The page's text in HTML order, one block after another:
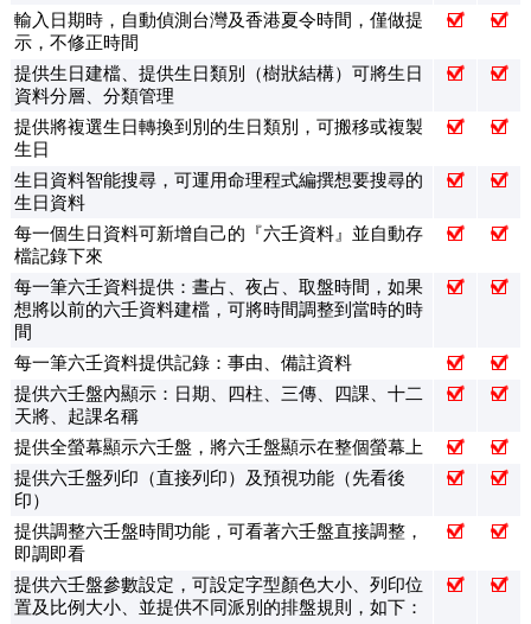
輸入日期時，自動偵測台灣及香港夏令時間，僅做提
示，不修正時間
提供生日建檔、提供生日類別（樹狀結構）可將生日
資料分層、分類管理
提供將複選生日轉換到別的生日類別，可搬移或複製
生日
生日資料智能搜尋，可運用命理程式編撰想要搜尋的
生日資料
每一個生日資料可新增自己的『六壬資料』並自動存
檔記錄下來
每一筆六壬資料提供：晝占、夜占、取盤時間，如果
想將以前的六壬資料建檔，可將時間調整到當時的時
間
每一筆六壬資料提供記錄：事由、備註資料
提供六壬盤內顯示：日期、四柱、三傳、四課、十二
天將、起課名稱
提供全螢幕顯示六壬盤，將六壬盤顯示在整個螢幕上
提供六壬盤列印（直接列印）及預視功能（先看後
印）
提供調整六壬盤時間功能，可看著六壬盤直接調整，
即調即看
提供六壬盤參數設定，可設定字型顏色大小、列印位
置及比例大小、並提供不同派別的排盤規則，如下：